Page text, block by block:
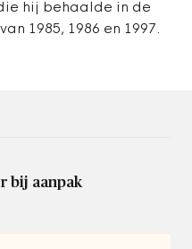
hij behaalde in de
1985, 1986 en 1997.
bij aanpak